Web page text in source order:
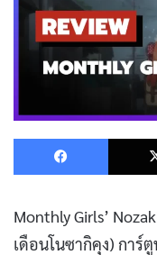
Monthly Girls’
เดือนโนซากิคุง) การ์